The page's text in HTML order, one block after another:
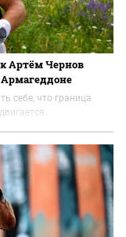
Артём Чернов
Армагеддоне
себе, что граница